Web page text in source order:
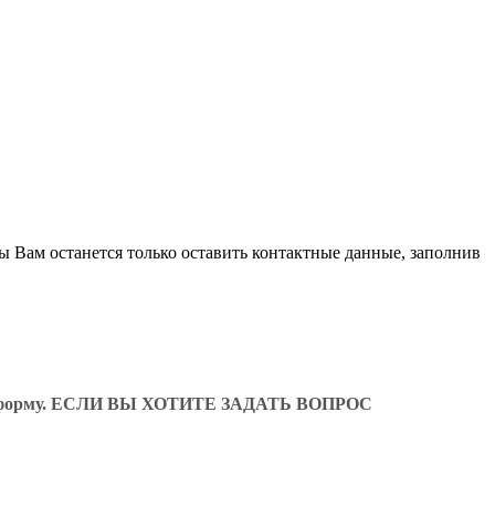
Вам останется только оставить контактные данные, заполнив
форму. ЕСЛИ ВЫ ХОТИТЕ ЗАДАТЬ ВОПРОС